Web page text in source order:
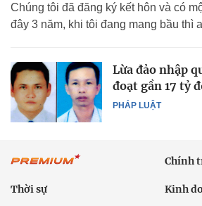
Chúng tôi đã đăng ký kết hôn và có
đây 3 năm, khi tôi đang mang bầu thì
PHÁP LUẬT
Lừa đảo nhập
đoạt gần 17 tỷ
Chính
Thời sự Kinh